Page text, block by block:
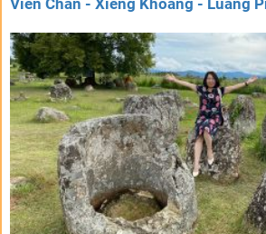
Viên Chăn - Xiêng Khoảng - Luang